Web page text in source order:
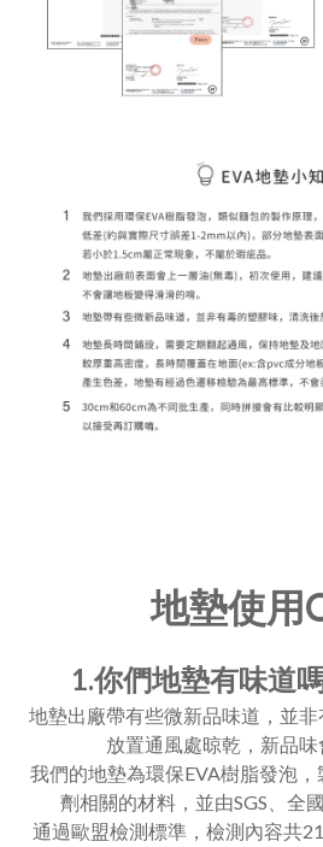
地墊使用
1.你們地墊有味道
地墊出廠帶有些微新品味道，並
放置通風處晾乾，新品味
我們的地墊為環保EVA樹脂發泡
劑相關的材料，並由SGS、全
通過歐盟檢測標準，檢測內容共